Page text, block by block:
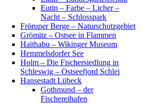
Eutin – Farbe – Licher –
Nacht – Schlosspark
Fröruper Berge – Naturschutzgebiet
Grömitz – Ostsee in Flammen
Haithabu – Wikinger Museum
Hemmelsdorfer See
Holm – Die Fischersiedlung in
Schleswig – Ostseefjord Schlei
Hansestadt Lübeck
Gothmund – der
Fischereihafen